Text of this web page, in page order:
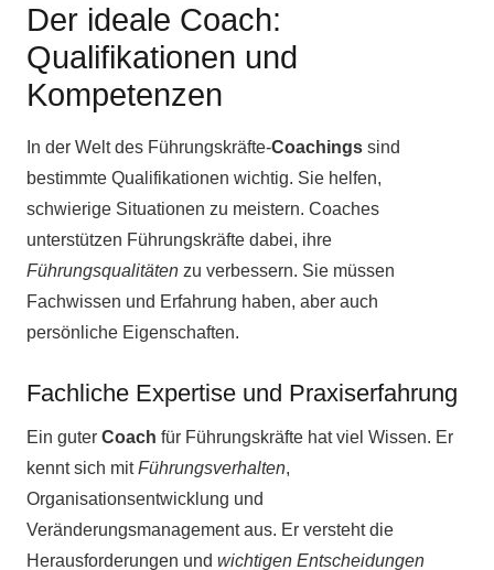
Der ideale Coach:
Qualifikationen und
Kompetenzen
In der Welt des Führungskräfte-Coachings sind
bestimmte Qualifikationen wichtig. Sie helfen,
schwierige Situationen zu meistern. Coaches
unterstützen Führungskräfte dabei, ihre
Führungsqualitäten zu verbessern. Sie müssen
Fachwissen und Erfahrung haben, aber auch
persönliche Eigenschaften.
Fachliche Expertise und Praxiserfahrung
Ein guter Coach für Führungskräfte hat viel Wissen. Er
kennt sich mitFührungsverhalten,
Organisationsentwicklung und
Veränderungsmanagement aus. Er versteht die
Herausforderungen und wichtigen Entscheidungen